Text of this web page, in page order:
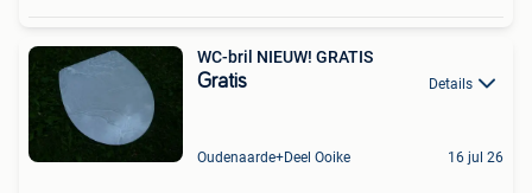
WC-bril NIEUW! GRATIS
Gratis Details
Oudenaarde+Deel Ooike 16 jul 26